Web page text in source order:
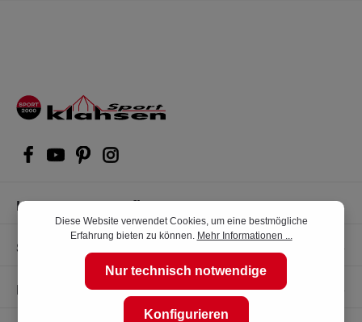
Kompetente Kaufberatung
Shop Service
Informationen
Diese Website verwendet Cookies, um eine bestmögliche
Erfahrung bieten zu können. Mehr Informationen ...
Nur technisch notwendige
Konfigurieren